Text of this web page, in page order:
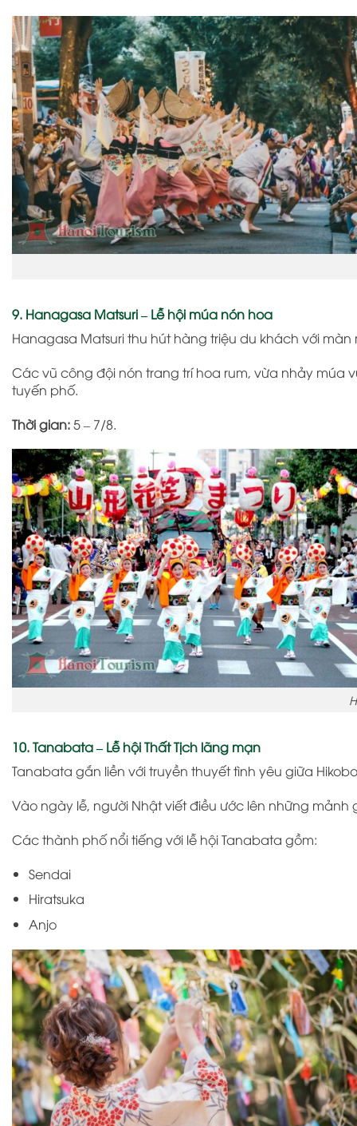
9. Hanagasa Matsuri – Lễ hội múa nón hoa
Hanagasa Matsurithu hút hàng triệu du khách với
Các vũ công đội nón trang trí hoa rum, vừa nhảy múa
tuyến phố.
Thời gian:5 – 7/8.
10. Tanabata – Lễ hội Thất Tịch lãng mạn
Tanabata gắn liền với truyền thuyết tình yêu giữa
Vào ngày lễ, người Nhật viết điều ước lên những
Các thành phố nổi tiếng với lễ hội Tanabata gồm:
Sendai
Hiratsuka
Anjo